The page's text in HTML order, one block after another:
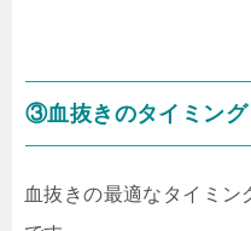
③血抜きのタイミング
血抜きの最適なタイミン